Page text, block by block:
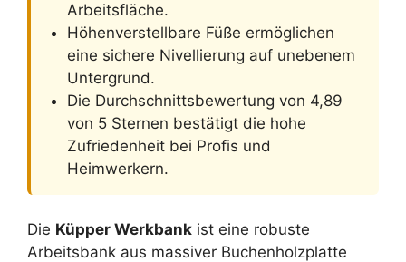
Arbeitsfläche.
Höhenverstellbare Füße ermöglichen
eine sichere Nivellierung auf unebenem
Untergrund.
Die Durchschnittsbewertung von 4,89
von 5 Sternen bestätigt die hohe
Zufriedenheit bei Profis und
Heimwerkern.
Die Küpper Werkbank ist eine robuste
Arbeitsbank aus massiver Buchenholzplatte